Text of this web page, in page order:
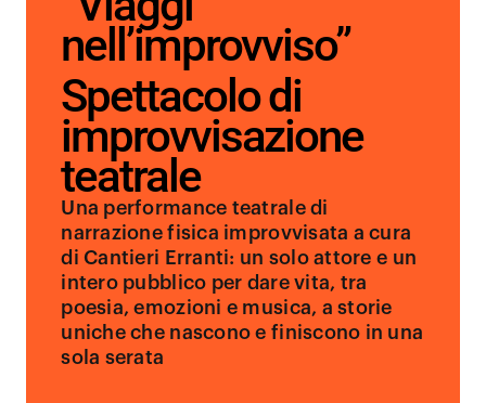
nell’improvviso”
Spettacolo di
improvvisazione
teatrale
Una performance teatrale di
narrazione fisica improvvisata a cura
di Cantieri Erranti: un solo attore e un
intero pubblico per dare vita, tra
poesia, emozioni e musica, a storie
uniche che nascono e finiscono in una
sola serata